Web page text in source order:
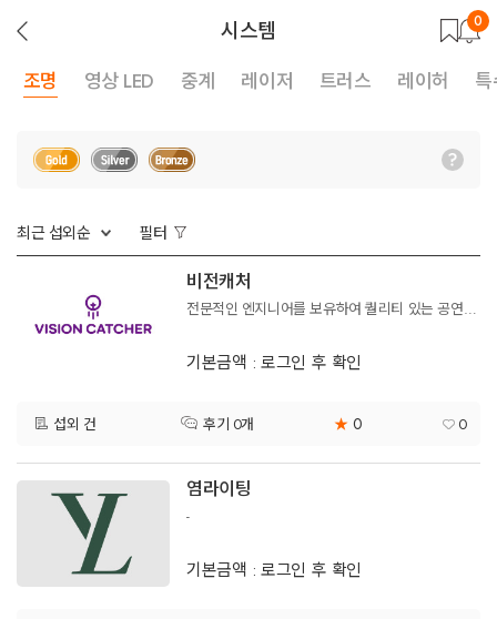
시스템
뒤
로
기
0
조명 영상 LED 중계 레이저 트러스 레이허
최근 섭외순 필터
비전캐처
전문적인 엔지니어를 보유하여 퀄리티 있는 공연 연출을 해드립니다
기본금액 : 로그인 후 확인
섭외 건 후기 0개 ★ 0 0
염라이팅
-
기본금액 : 로그인 후 확인